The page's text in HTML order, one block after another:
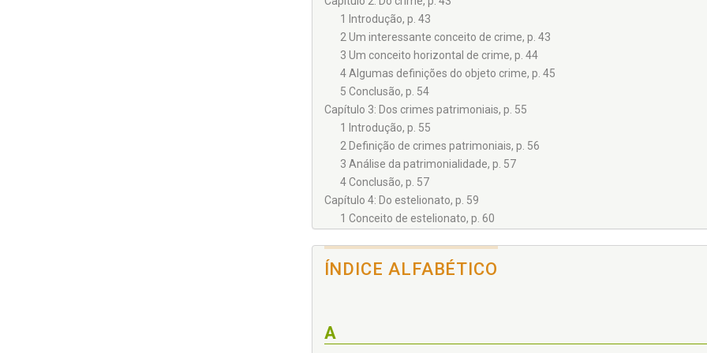
1 Introdução, p. 43
2 Um interessante conceito de crime, p. 43
3 Um conceito horizontal de crime, p. 44
4 Algumas definições do objeto crime, p. 45
5 Conclusão, p. 54
Capítulo 3: Dos crimes patrimoniais, p. 55
1 Introdução, p. 55
2 Definição de crimes patrimoniais, p. 56
3 Análise da patrimonialidade, p. 57
4 Conclusão, p. 57
Capítulo 4: Do estelionato, p. 59
1 Conceito de estelionato, p. 60
4 Outros tipos de estelionato especificados no Código Penal brasileiro, p. 68
2 Tipos e formas de ataques, p. 71
ÍNDICE ALFABÉTICO
A